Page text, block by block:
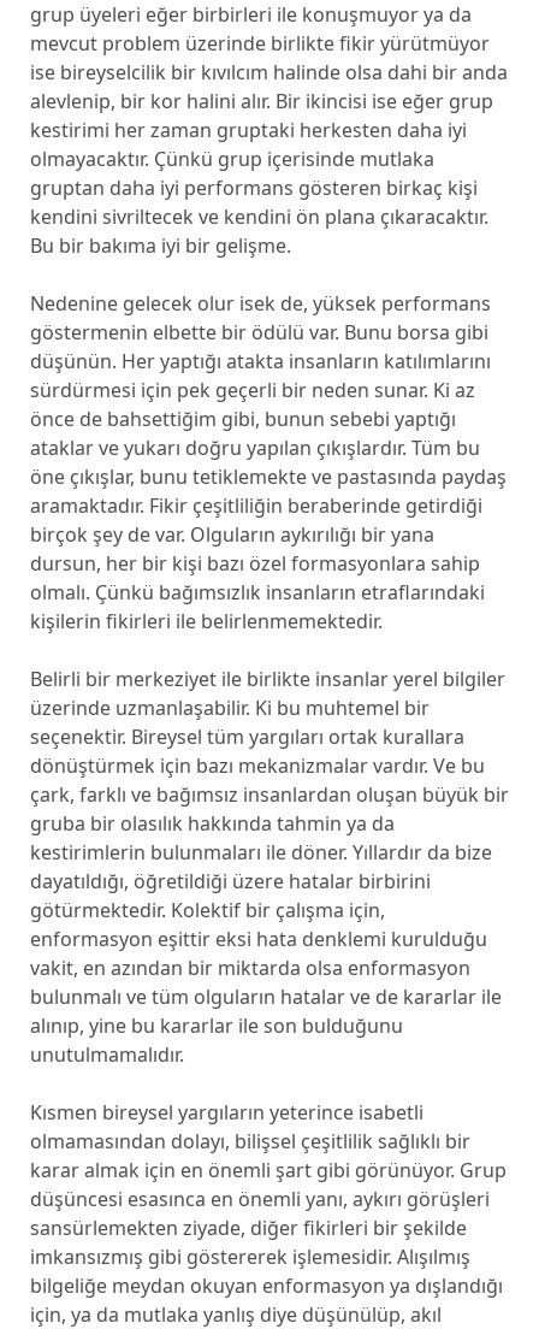
grup üyeleri eğer birbirleri ile konuşmuyor ya da
mevcut problem üzerinde birlikte fikir yürütmüyor
ise bireyselcilik bir kıvılcım halinde olsa dahi bir anda
alevlenip, bir kor halini alır. Bir ikincisi ise eğer grup
kestirimi her zaman gruptaki herkesten daha iyi
olmayacaktır. Çünkü grup içerisinde mutlaka
gruptan daha iyi performans gösteren birkaç kişi
kendini sivriltecek ve kendini ön plana çıkaracaktır.
Bu bir bakıma iyi bir gelişme.
Nedenine gelecek olur isek de, yüksek performans
göstermenin elbette bir ödülü var. Bunu borsa gibi
düşünün. Her yaptığı atakta insanların katılımlarını
sürdürmesi için pek geçerli bir neden sunar. Ki az
önce de bahsettiğim gibi, bunun sebebi yaptığı
ataklar ve yukarı doğru yapılan çıkışlardır. Tüm bu
öne çıkışlar, bunu tetiklemekte ve pastasında paydaş
aramaktadır. Fikir çeşitliliğin beraberinde getirdiği
birçok şey de var. Olguların aykırılığı bir yana
dursun, her bir kişi bazı özel formasyonlara sahip
olmalı. Çünkü bağımsızlık insanların etraflarındaki
kişilerin fikirleri ile belirlenmemektedir.
Belirli bir merkeziyet ile birlikte insanlar yerel bilgiler
üzerinde uzmanlaşabilir. Ki bu muhtemel bir
seçenektir. Bireysel tüm yargıları ortak kurallara
dönüştürmek için bazı mekanizmalar vardır. Ve bu
çark, farklı ve bağımsız insanlardan oluşan büyük bir
gruba bir olasılık hakkında tahmin ya da
kestirimlerin bulunmaları ile döner. Yıllardır da bize
dayatıldığı, öğretildiği üzere hatalar birbirini
götürmektedir. Kolektif bir çalışma için,
enformasyon eşittir eksi hata denklemi kurulduğu
vakit, en azından bir miktarda olsa enformasyon
bulunmalı ve tüm olguların hatalar ve de kararlar ile
alınıp, yine bu kararlar ile son bulduğunu
unutulmamalıdır.
Kısmen bireysel yargıların yeterince isabetli
olmamasından dolayı, bilişsel çeşitlilik sağlıklı bir
karar almak için en önemli şart gibi görünüyor. Grup
düşüncesi esasınca en önemli yanı, aykırı görüşleri
sansürlemekten ziyade, diğer fikirleri bir şekilde
imkansızmış gibi göstererek işlemesidir. Alışılmış
bilgeliğe meydan okuyan enformasyon ya dışlandığı
için, ya da mutlaka yanlış diye düşünülüp, akıl